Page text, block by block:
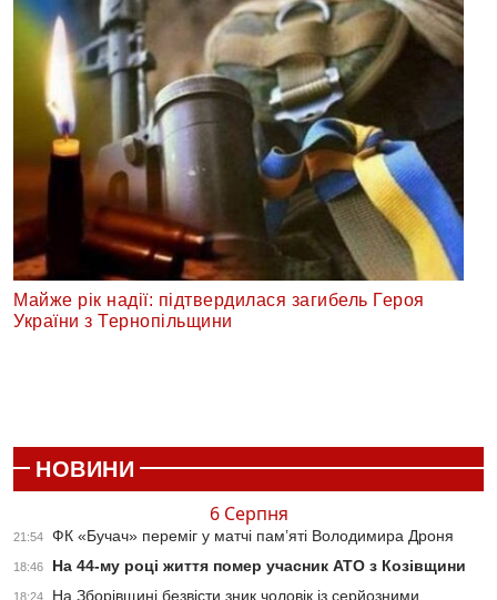
Майже рік надії: підтвердилася загибель Героя
України з Тернопільщини
НОВИНИ
6 Серпня
21:54 ФК «Бучач» переміг у матчі пам’яті Володимира Дроня
18:46 На 44-му році життя помер учасник АТО з Козівщини
18:24 На Зборівщині безвісти зник чоловік із серйозними